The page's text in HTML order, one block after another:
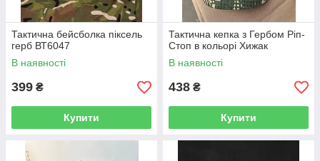
Тактична бейсболка піксель
герб ВТ6047
В наявності
399 ₴
Купити
Тактична кепка з Гербом Ріп-
Стоп в кольорі Хижак
В наявності
438 ₴
Купити